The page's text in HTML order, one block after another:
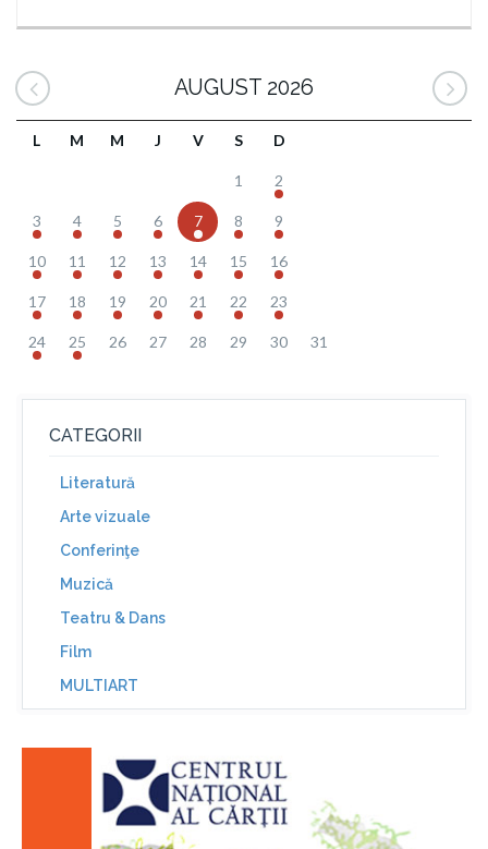
AUGUST 2026
L M M J V S D
1 2
3 4 5 6 7 8 9
10 11 12 13 14 15 16
17 18 19 20 21 22 23
24 25 26 27 28 29 30 31
CATEGORII
Literatură
Arte vizuale
Conferinţe
Muzică
Teatru & Dans
Film
MULTIART